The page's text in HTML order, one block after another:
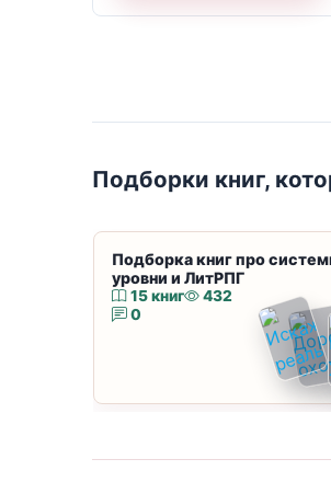
Подборки книг,
Подборка книг про
уровни и ЛитРПГ
15 книг
432
0